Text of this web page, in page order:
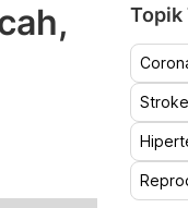
Topik
Stroke